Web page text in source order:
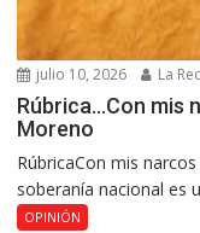
julio 10, 2026 La
Rúbrica…Con mis
Moreno
RúbricaCon mis
soberanía nacional es
OPINIÓN